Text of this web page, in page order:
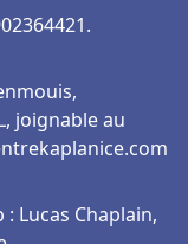
joignable au
Lucas Chaplain,